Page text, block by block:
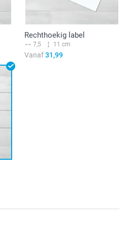
Rechthoekig label
7,5 11 cm
Vanaf31,99